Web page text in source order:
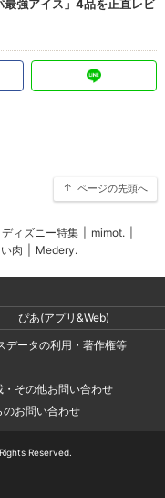
ページの先頭へ
ィズニー特集 mimot.
肉 Medery.
ぴあ(アプリ&Web)
データの利用・著作権等
その他お問い合わせ
お問い合わせ
Reserved.